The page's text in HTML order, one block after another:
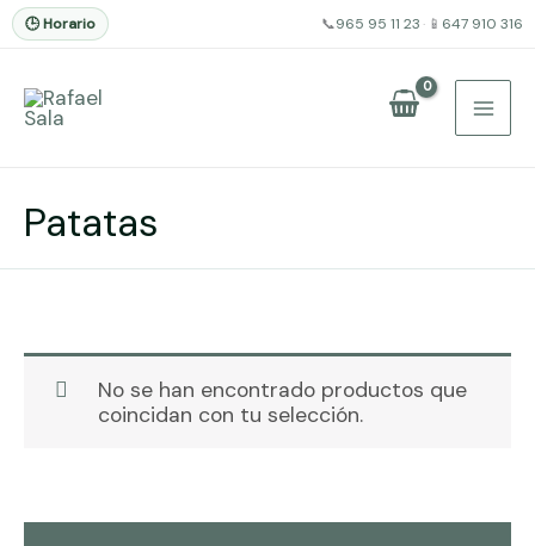
🕒 Horario 📞965 95 11 23 · 📱 647 910 316
contenido
Patatas
No se han encontrado productos que
coincidan con tu selección.